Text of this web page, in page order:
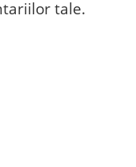
tale.